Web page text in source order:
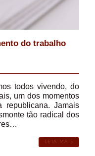
do trabalho
todos vivendo, do
um dos momentos
republicana. Jamais
tão radical dos
LEIA MAIS